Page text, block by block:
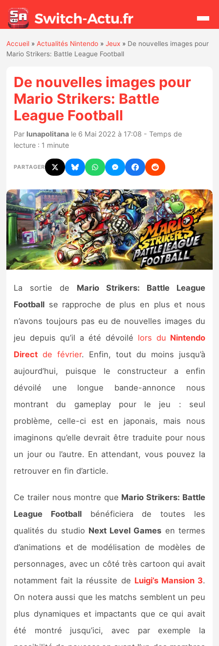
Actualités
Jeux
Hardware
Mises à jour
Chiffres de ventes
Rumeurs
Nintendo Direct
Tests et previews
Tests de jeux
Tests d’accessoires
Autres tests
Previews
Précommandes
Précommandes jeux Switch 2
Sorties de jeux
Bons plans
Accueil »Actualités Nintendo »Jeux » De nouvelles images pour
Mario Strikers: Battle League Football
De nouvelles images pour
Mario Strikers: Battle
League Football
Par lunapolitana le 6 Mai 2022 à 17:08 - Temps de
lecture : 1 minute
PARTAGER
La sortie de Mario Strikers: Battle League
Football se rapproche de plus en plus et nous
n’avons toujours pas eu de nouvelles images du
jeu depuis qu’il a été dévoilé lors du Nintendo
Direct de février. Enfin, tout du moins jusqu’à
aujourd’hui, puisque le constructeur a enfin
dévoilé une longue bande-annonce nous
montrant du gameplay pour le jeu : seul
problème, celle-ci est en japonais, mais nous
imaginons qu’elle devrait être traduite pour nous
un jour ou l’autre. En attendant, vous pouvez la
retrouver en fin d’article.
Ce trailer nous montre que Mario Strikers: Battle
League Footballbénéficiera de toutes les
qualités du studio Next Level Games en termes
d’animations et de modélisation de modèles de
personnages, avec un côté très cartoon qui avait
notamment fait la réussite de Luigi’s Mansion 3.
On notera aussi que les matchs semblent un peu
plus dynamiques et impactants que ce qui avait
été montré jusqu’ici, avec par exemple la